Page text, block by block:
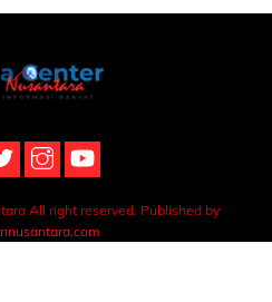
Back
To
All right reserved. Published by